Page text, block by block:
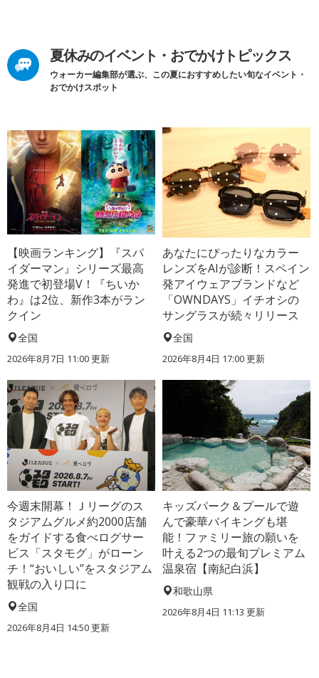
夏休みのイベント・おでかけトピックス
ウォーカー編集部が選ぶ、この夏におすすめしたい旬なイベント・
おでかけスポット
【映画ランキング】『スパ
イダーマン』シリーズ最高
発進で初登場V！『ちいか
わ』は2位、新作3本がラン
クイン
全国
2026年8月7日 11:00更新
あなたにぴったりなカラー
レンズをAIが診断！スペイン
発アイウェアブランドなど
「OWNDAYS」イチオシの
サングラスが続々リリース
全国
2026年8月4日 17:00更新
今週末開幕！Ｊリーグのス
タジアムグルメ約2000店舗
をガイドする食べログサー
ビス「スタモグ」がローン
チ！“おいしい”をスタジアム
観戦の入り口に
全国
2026年8月4日 14:50更新
キッズパーク＆プールで遊
んで豪華バイキングも堪
能！ファミリー旅の願いを
叶える2つの最旬プレミアム
温泉宿【南紀白浜】
和歌山県
2026年8月4日 11:13 更新